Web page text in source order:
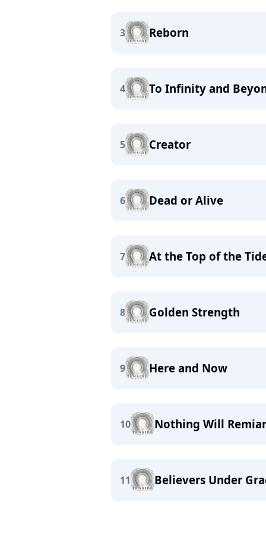
3 Reborn
4 To Infinity and
5 Creator
6 Dead or Alive
7 At the Top of the
8 Golden Strength
9 Here and Now
10 Nothing Will
11 Believers Under